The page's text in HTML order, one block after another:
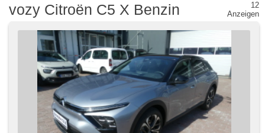
vozy Citroën C5 X Benzin
12
Anzeigen